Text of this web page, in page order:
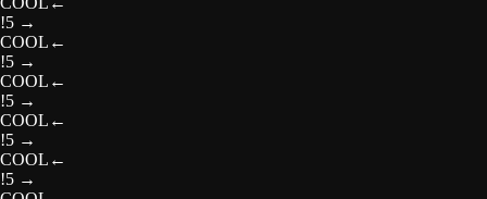
!5 →
COOL ←
!5 →
COOL ←
!5 →
COOL ←
!5 →
COOL ←
!5 →